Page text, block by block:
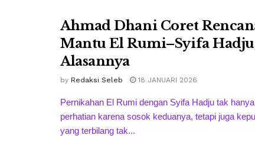
Ahmad Dhani Coret
Mantu El Rumi–Syifa
Alasannya
by Redaksi Seleb 18 JANUARI 2026
Pernikahan El Rumi dengan Syifa Hadju tak
perhatian karena sosok keduanya, tetapi juga
yang terbilang tak...